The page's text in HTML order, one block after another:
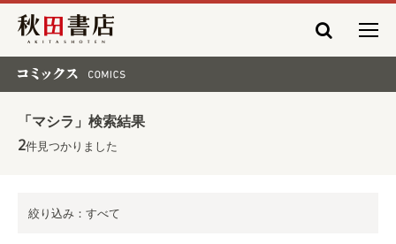
秋田書店
「マシラ」検索結果
2件見つかりました
絞り込み：すべて